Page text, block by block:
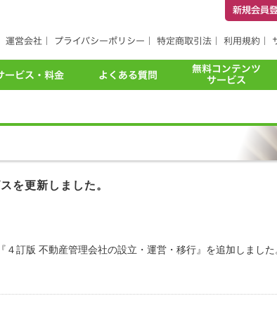
を更新しました。
訂版 不動産管理会社の設立・運営・移行』を追加しました